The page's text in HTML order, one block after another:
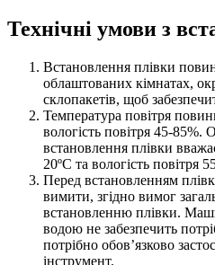
Технічні умови з
Встановлення плівки
облаштованих кімнатах,
склопакетів, щоб
Температура повітря
вологість повітря 45-
встановлення плівки
20ºС та вологість повітря
Перед встановленням
вимити, згідно вимог
встановленню плівки.
водою не забезпечить
потрібно обов’язково
інструмент.